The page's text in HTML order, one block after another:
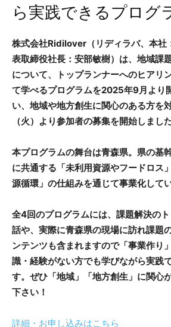
ら実践できるプログ
株式会社Ridilover（リディラバ、本社
表取締役社長：安部敏樹）は、地域課
について、トップランナーへのヒアリ
て学べるプログラムを2025年9月より
い、地域や地方創生に関心のある方を
（火）より参加者の募集を開始しました
本プログラムの舞台は青森県。県の基
に共通する「未利用資源やフードロス
源循環」の仕組みを通じて事業化して
全4回のプログラムには、課題解決の
話や、実際に青森県の現場に訪れ課題
ンテンツも含まれますので「事業作り
識・経験がない方でも学びながら実践
す。ぜひ「地域」「地方創生」に関心
下さい！
詳細・お申し込みはこちら